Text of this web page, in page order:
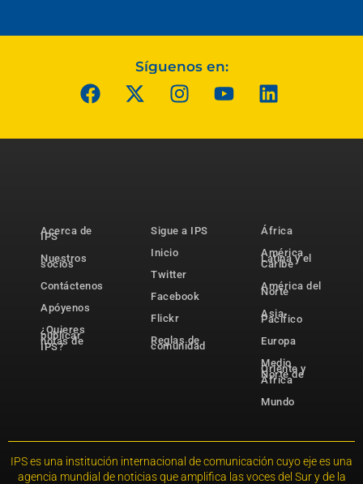
Síguenos en:
Acerca de
IPS
Nuestros
socios
Contáctenos
Apóyenos
¿Quieres
publicar
notas de
IPS?
Sigue a IPS
Inicio
Twitter
Facebook
Flickr
Reglas de
comunidad
África
América
Latina y el
Caribe
América del
Norte
Asia-
Pacífico
Europa
Medio
Oriente y
Norte de
África
Mundo
IPS es una institución internacional de comunicación cuyo eje es una
agencia mundial de noticias que amplifica las voces del Sur y de la